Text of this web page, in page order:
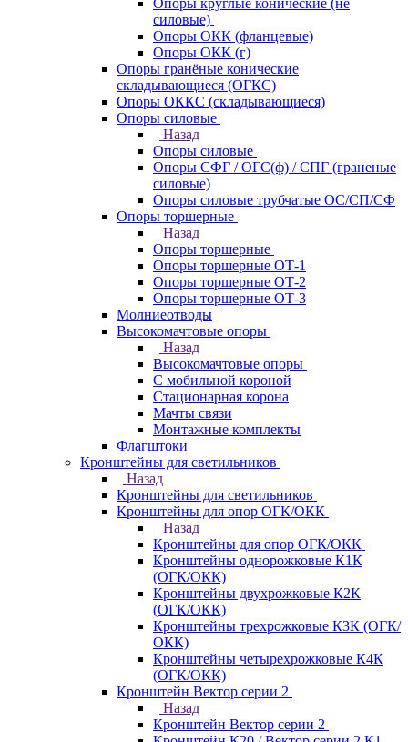
Опоры круглые конические (не
силовые)
Опоры ОКК (фланцевые)
Опоры ОКК (г)
Опоры гранёные конические
складывающиеся (ОГКС)
Опоры ОККС (складывающиеся)
Опоры силовые
Назад
Опоры силовые
Опоры СФГ / ОГС(ф) / СПГ (граненые
силовые)
Опоры силовые трубчатые ОС/СП/СФ
Опоры торшерные
Назад
Опоры торшерные
Опоры торшерные ОТ-1
Опоры торшерные ОТ-2
Опоры торшерные ОТ-3
Молниеотводы
Высокомачтовые опоры
Назад
Высокомачтовые опоры
С мобильной короной
Стационарная корона
Мачты связи
Монтажные комплекты
Флагштоки
Кронштейны для светильников
Назад
Кронштейны для светильников
Кронштейны для опор ОГК/ОКК
Назад
Кронштейны для опор ОГК/ОКК
Кронштейны однорожковые К1К
(ОГК/ОКК)
Кронштейны двухрожковые К2К
(ОГК/ОКК)
Кронштейны трехрожковые К3К (ОГК/
ОКК)
Кронштейны четырехрожковые К4К
(ОГК/ОКК)
Кронштейн Вектор серии 2
Назад
Кронштейн Вектор серии 2